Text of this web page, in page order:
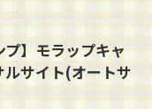
プ】モラップキャ
ルサイト(オートサ